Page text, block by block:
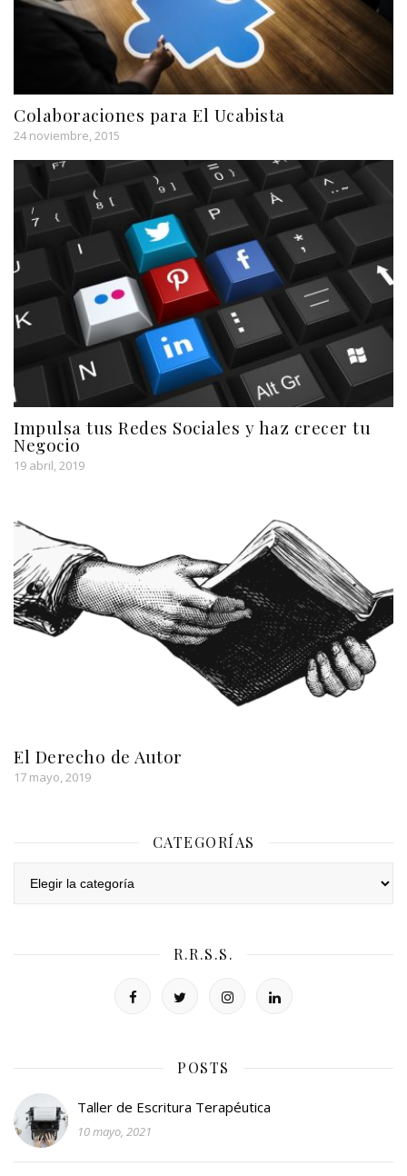
Colaboraciones para El Ucabista
24 noviembre, 2015
Impulsa tus Redes Sociales y haz crecer tu
Negocio
19 abril, 2019
El Derecho de Autor
17 mayo, 2019
CATEGORÍAS
R.R.S.S.
POSTS
Taller de Escritura Terapéutica
10 mayo, 2021